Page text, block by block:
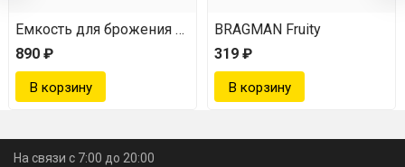
Емкость для брожения с логотипом Лондон (32 л)
890 ₽
BRAGMAN Fruity
319 ₽
На связи с 7:00 до 20:00